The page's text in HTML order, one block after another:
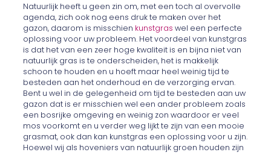
Natuurlijk heeft u geen zin om, met een toch al overvolle
agenda, zich ook nog eens druk te maken over het
gazon, daarom is misschien kunstgras wel een perfecte
oplossing voor uw probleem. Het voordeel van kunstgras
is dat het van een zeer hoge kwaliteit is en bijna niet van
natuurlijk gras is te onderscheiden, het is makkelijk
schoon te houden en u hoeft maar heel weinig tijd te
besteden aan het onderhoud en de verzorging ervan.
Bent u wel in de gelegenheid om tijd te besteden aan uw
gazon dat is er misschien wel een ander probleem zoals
een bosrijke omgeving en weinig zon waardoor er veel
mos voorkomt en u verder weg lijkt te zijn van een mooie
grasmat, ook dan kan kunstgras een oplossing voor u zijn.
Hoewel wij als hoveniers van natuurlijk groen houden zijn